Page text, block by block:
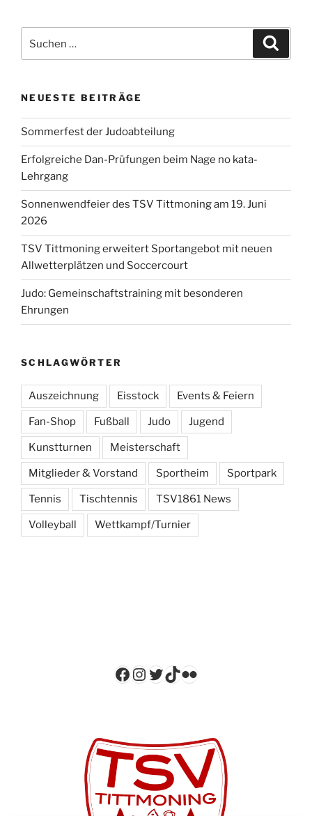
nach:
NEUESTE BEITRÄGE
Sommerfest der Judoabteilung
Erfolgreiche Dan-Prüfungen beim Nage no kata-
Lehrgang
Sonnenwendfeier des TSV Tittmoning am 19. Juni
2026
TSV Tittmoning erweitert Sportangebot mit neuen
Allwetterplätzen und Soccercourt
Judo: Gemeinschaftstraining mit besonderen
Ehrungen
SCHLAGWÖRTER
Auszeichnung Eisstock Events & Feiern
Fan-Shop Fußball Judo Jugend
Kunstturnen Meisterschaft
Mitglieder & Vorstand Sportheim Sportpark
Tennis Tischtennis TSV1861 News
Volleyball Wettkampf/Turnier
Facebook
Instagram
Twitter
TikTok
Flickr